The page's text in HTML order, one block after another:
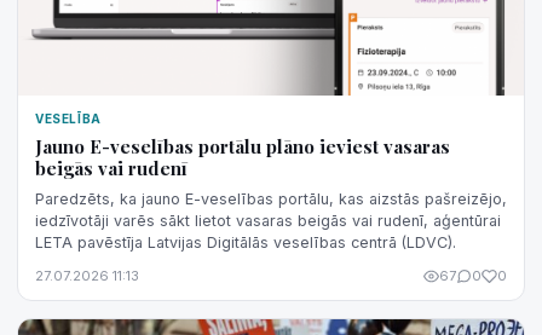
VESELĪBA
Jauno E-veselības portālu plāno ieviest vasaras
beigās vai rudenī
Paredzēts, ka jauno E-veselības portālu, kas aizstās pašreizējo,
iedzīvotāji varēs sākt lietot vasaras beigās vai rudenī, aģentūrai
LETA pavēstīja Latvijas Digitālās veselības centrā (LDVC).
27.07.2026 11:13 67 0 0